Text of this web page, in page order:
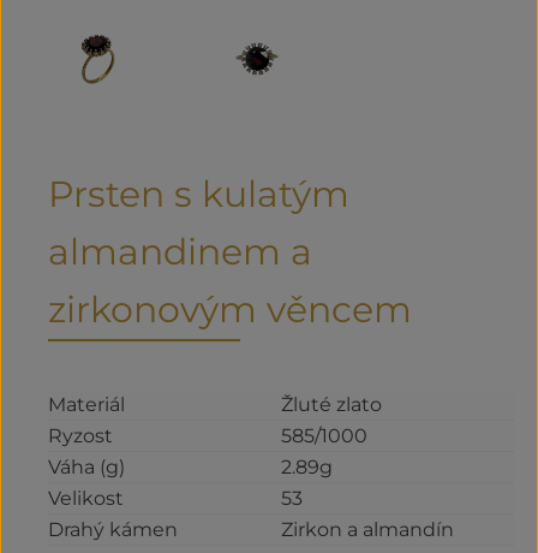
Prsten s kulatým
almandinem a
zirkonovým věncem
Materiál
Žluté zlato
Ryzost
585/1000
Váha (g)
2.89g
Velikost
53
Drahý kámen
Zirkon a almandín